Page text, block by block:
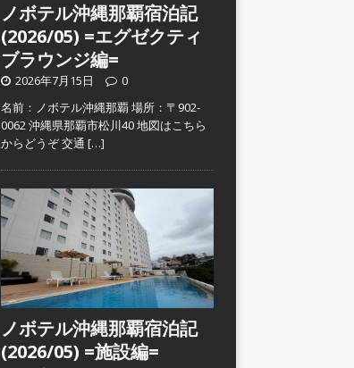
ノボテル沖縄那覇宿泊記
(2026/05) =エグゼクティ
ブラウンジ編=
2026年7月15日
0
名前：ノボテル沖縄那覇 場所：〒902-
0062 沖縄県那覇市松川40 地図はこちら
からどうぞ 交通 […]
ノボテル沖縄那覇宿泊記
(2026/05) =施設編=